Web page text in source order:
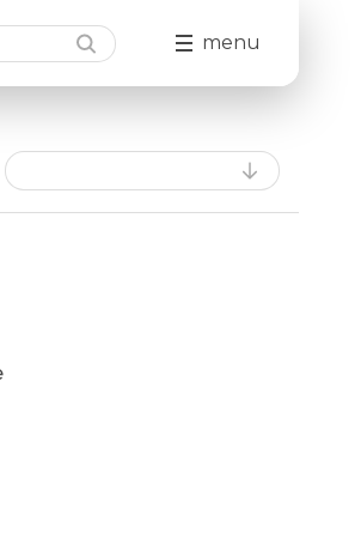
menu